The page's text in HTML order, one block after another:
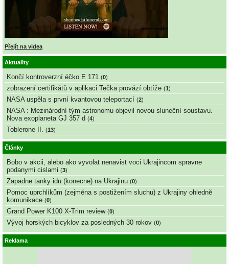
Přejít na videa
Aktuality
Končí kontroverzní éčko E 171 (0)
zobrazení certifikátů v aplikaci Tečka provází obtíže (1)
NASA uspěla s první kvantovou teleportací (2)
NASA : Mezinárodní tým astronomu objevil novou sluneční soustavu.
Nova exoplaneta GJ 357 d (4)
Toblerone II. (13)
Články
Bobo v akcii, alebo ako vyvolat nenavist voci Ukrajincom spravne
podanymi cislami (3)
Zapadne tanky idu (konecne) na Ukrajinu (0)
Pomoc uprchlíkům (zejména s postižením sluchu) z Ukrajiny ohledně
komunikace (0)
Grand Power K100 X-Trim review (0)
Vývoj horských bicyklov za posledných 30 rokov (0)
Reklama